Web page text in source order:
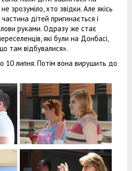
зрозуміло, хто звідки. Але якісь
частина дітей пригинається і
руками. Одразу же стає
які були на Донбасі,
там відбувалися».
10 липня. Потім вона вирушить до